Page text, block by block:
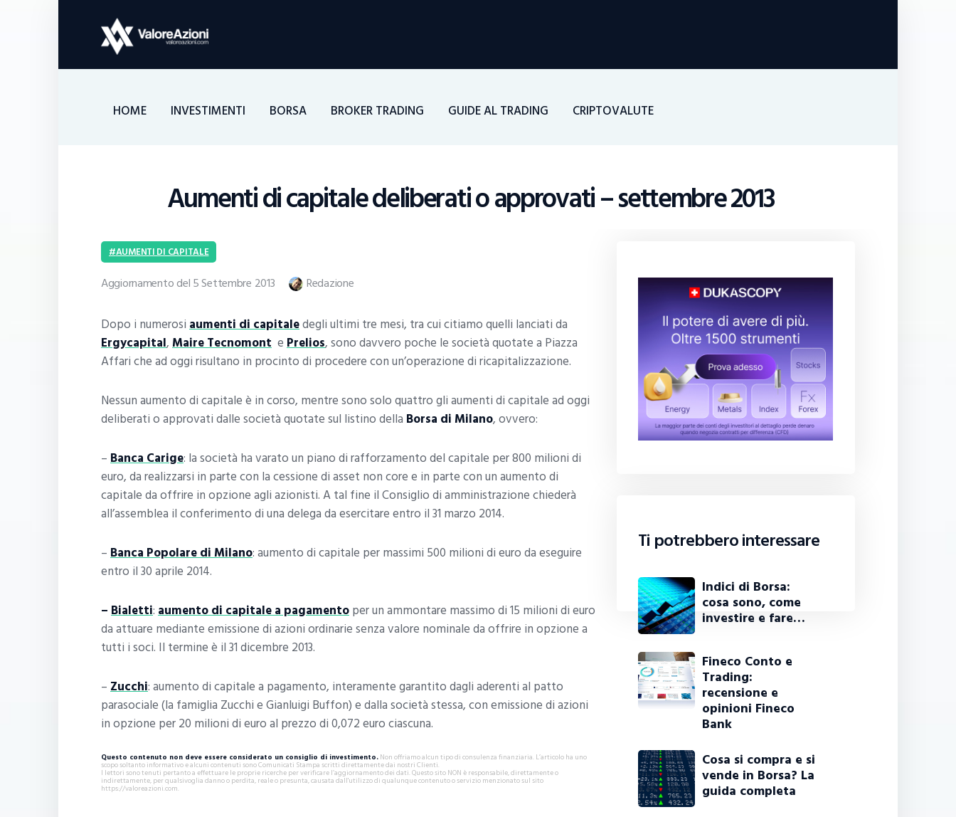
HOME INVESTIMENTI BORSA BROKER TRADING GUIDE AL TRADING CRIPTOVALUTE
Aumenti di capitale deliberati o approvati – settembre 2013
Investimenti
Borsa
Guide Al Trading
Criptovalute
AUMENTI DI CAPITALE
Aggiornamento del 5 Settembre 2013 Redazione
Dopo i numerosiaumenti di capitaledegli ultimi tre mesi, tra cui citiamo quelli lanciati da
Ergycapital,Maire Tecnomont ePrelios, sono davvero poche le società quotate a Piazza
Affari che ad oggi risultano in procinto di procedere con un’operazione di ricapitalizzazione.
Nessun aumento di capitale è in corso, mentre sono solo quattro gli aumenti di capitale ad oggi
deliberati o approvati dalle società quotate sul listino della Borsa di Milano, ovvero:
–Banca Carige: la società ha varato un piano di rafforzamento del capitale per 800 milioni di
euro, da realizzarsi in parte con la cessione di asset non core e in parte con un aumento di
capitale da offrire in opzione agli azionisti. A tal fine il Consiglio di amministrazione chiederà
all’assemblea il conferimento di una delega da esercitare entro il 31 marzo 2014.
–Banca Popolare di Milano: aumento di capitale per massimi 500 milioni di euro da eseguire
entro il 30 aprile 2014.
–Bialetti:aumento di capitale a pagamentoper un ammontare massimo di 15 milioni di euro
da attuare mediante emissione di azioni ordinarie senza valore nominale da offrire in opzione a
tutti i soci. Il termine è il 31 dicembre 2013.
–Zucchi: aumento di capitale a pagamento, interamente garantito dagli aderenti al patto
parasociale (la famiglia Zucchi e Gianluigi Buffon) e dalla società stessa, con emissione di azioni
in opzione per 20 milioni di euro al prezzo di 0,072 euro ciascuna.
Questo contenuto non deve essere considerato un consiglio di investimento.Non offriamo alcun tipo di consulenza finanziaria. L’articolo ha uno
scopo soltanto informativo e alcuni contenuti sono Comunicati Stampa scritti direttamente dai nostri Clienti.
I lettori sono tenuti pertanto a effettuare le proprie ricerche per verificare l’aggiornamento dei dati. Questo sito NON è responsabile, direttamente o
indirettamente, per qualsivoglia danno o perdita, reale o presunta, causata dall'utilizzo di qualunque contenuto o servizio menzionato sul sito
https://valoreazioni.com.
Ti potrebbero interessare
Indici di Borsa:
cosa sono, come
investire e fare…
Fineco Conto e
Trading:
recensione e
opinioni Fineco
Bank
Cosa si compra e si
vende in Borsa? La
guida completa